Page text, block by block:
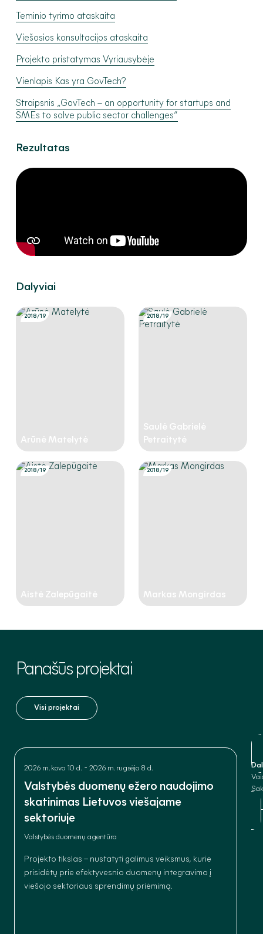
Teminio tyrimo ataskaita
Viešosios konsultacijos ataskaita
Projekto pristatymas Vyriausybėje
Vienlapis Kas yra GovTech?
Straipsnis „GovTech – an opportunity for startups and
SMEs to solve public sector challenges“
Rezultatas
Dalyviai
2018/19
Arūnė Matelytė
2018/19
Saulė Gabrielė
Petraitytė
2018/19
Aistė Zalepūgaitė
2018/19
Markas Mongirdas
Panašūsprojektai
Visi projektai
2026 m. kovo 10 d. - 2026 m. rugsėjo 8 d.
Valstybės duomenų ežero naudojimo
skatinimas Lietuvos viešajame
sektoriuje
Valstybės duomenų agentūra
Projekto tikslas – nustatyti galimus veiksmus, kurie
prisidėtų prie efektyvesnio duomenų integravimo į
viešojo sektoriaus sprendimų priėmimą.